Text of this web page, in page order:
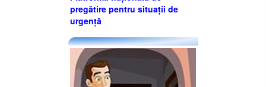
pregătire pentru situații de
urgență